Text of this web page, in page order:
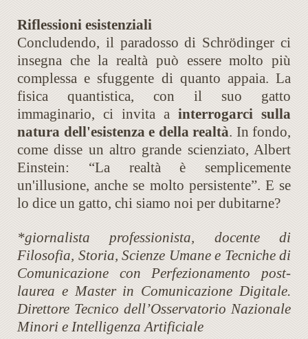
Riflessioni esistenziali
Concludendo, il paradosso di Schrödinger ci
insegna che la realtà può essere molto più
complessa e sfuggente di quanto appaia. La
fisica quantistica, con il suo gatto
immaginario, ci invita a interrogarci sulla
natura dell'esistenza e della realtà. In fondo,
come disse un altro grande scienziato, Albert
Einstein: “La realtà è semplicemente
un'illusione, anche se molto persistente”. E se
lo dice un gatto, chi siamo noi per dubitarne?
*giornalista professionista, docente di
Filosofia, Storia, Scienze Umane e Tecniche di
Comunicazione con Perfezionamento post-
laurea e Master in Comunicazione Digitale.
Direttore Tecnico dell’Osservatorio Nazionale
Minori e Intelligenza Artificiale